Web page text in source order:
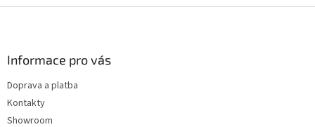
Informace pro vás
Doprava a platba
Kontakty
Showroom